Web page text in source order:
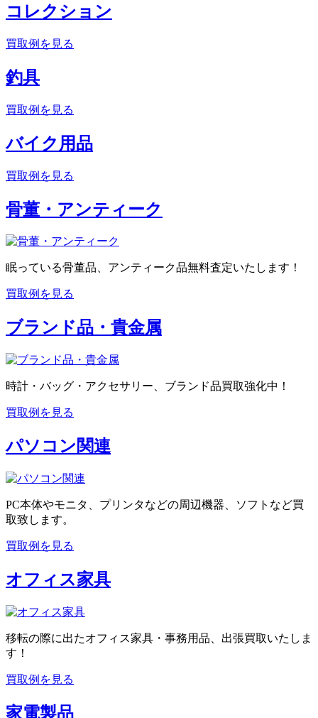
コレクション
買取例を見る
釣具
買取例を見る
バイク用品
買取例を見る
骨董・アンティーク
眠っている骨董品、アンティーク品無料査定いたします！
買取例を見る
ブランド品・貴金属
時計・バッグ・アクセサリー、ブランド品買取強化中！
買取例を見る
パソコン関連
PC本体やモニタ、プリンタなどの周辺機器、ソフトなど買
取致します。
買取例を見る
オフィス家具
移転の際に出たオフィス家具・事務用品、出張買取いたしま
す！
買取例を見る
家電製品